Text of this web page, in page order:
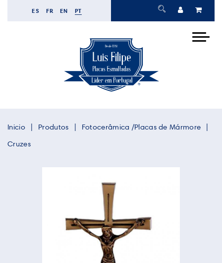
ES FR EN PT
Inicio Produtos
Fotocerâmica /Placas de Mármore
Cruzes